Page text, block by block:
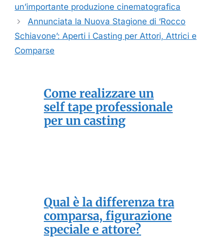
un’importante produzione cinematografica
Annunciata la Nuova Stagione di ‘Rocco
Schiavone’: Aperti i Casting per Attori, Attrici e
Comparse
Come realizzare un
self tape professionale
per un casting
Qual è la differenza tra
comparsa, figurazione
speciale e attore?